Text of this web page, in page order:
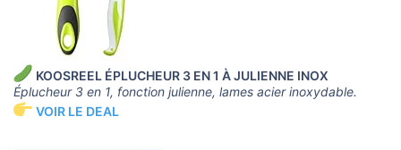
KOOSREEL ÉPLUCHEUR 3 EN 1 À JULIENNE INOX
Éplucheur 3 en 1, fonction julienne, lames acier inoxydable.
VOIR LE DEAL